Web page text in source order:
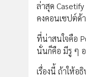
ล่าสุด
คงคอนเซปต์ด้
ที่น่าสนใจคือ
นั่นก็คือ มีรู ๆ
เรื่องนี้ ถ้าให้อ